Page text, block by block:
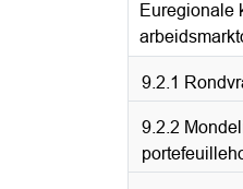
Euregionale
9.2.1
9.2.2